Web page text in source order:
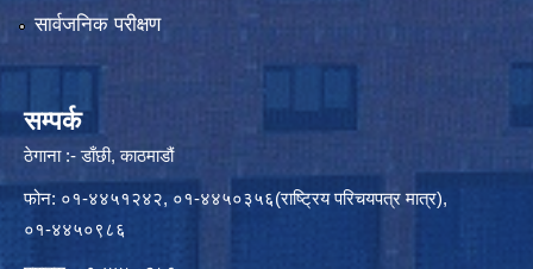
सार्वजनिक परीक्षण
सम्पर्क
ठेगाना :- डाँछी, काठमाडौं
फोन: ०१-४४५१२४२, ०१-४४५०३५६(राष्ट्रिय परिचयपत्र मात्र),
०१-४४५०९८६